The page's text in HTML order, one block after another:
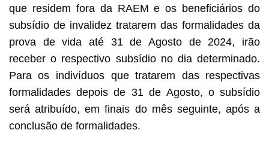
que residem fora da RAEM e os beneficiários do
subsídio de invalidez tratarem das formalidades da
prova de vida até 31 de Agosto de 2024, irão
receber o respectivo subsídio no dia determinado.
Para os indivíduos que tratarem das respectivas
formalidades depois de 31 de Agosto, o subsídio
será atribuído, em finais do mês seguinte, após a
conclusão de formalidades.